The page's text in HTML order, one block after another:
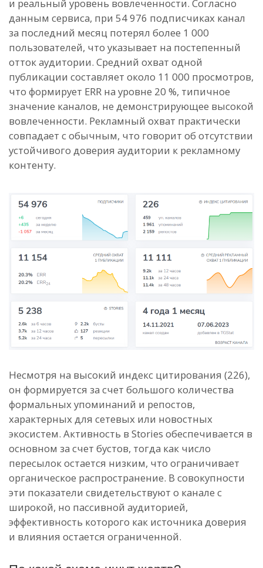
и реальный уровень вовлеченности. Согласно
данным сервиса, при 54 976 подписчиках канал
за последний месяц потерял более 1 000
пользователей, что указывает на постепенный
отток аудитории. Средний охват одной
публикации составляет около 11 000 просмотров,
что формирует ERR на уровне 20 %, типичное
значение каналов, не демонстрирующее высокой
вовлеченности. Рекламный охват практически
совпадает с обычным, что говорит об отсутствии
устойчивого доверия аудитории к рекламному
контенту.
Несмотря на высокий индекс цитирования (226),
он формируется за счет большого количества
формальных упоминаний и репостов,
характерных для сетевых или новостных
экосистем. Активность в Stories обеспечивается в
основном за счет бустов, тогда как число
пересылок остается низким, что ограничивает
органическое распространение. В совокупности
эти показатели свидетельствуют о канале с
широкой, но пассивной аудиторией,
эффективность которого как источника доверия
и влияния остается ограниченной.